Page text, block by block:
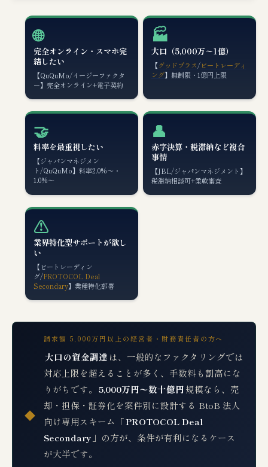
🌐
完全オンライン・スマホ完
結したい
【QuQuMo/イージーファクタ
ー】完全オンライン+電子契約
🏭
大口（5,000万〜1億）
【グッドプラス/ビートレーディ
ング】無制限・1億円上限
🤝
料率を最重視したい
【ジャパンマネジメン
ト/QuQuMo】料率2.0%〜・
1.0%〜
👤
赤字決算・税滞納など複合
事情
【JBL/ジャパンマネジメント】
税滞納相談可+柔軟審査
⚠️
業界特化型サポートが欲し
い
【ビートレーディン
グ/PROTOCOL Deal
Secondary】業種特化部署
◆
請求額 5,000万円以上の経営者・財務責任者の方へ
大口の資金調達 は、一般的なファクタリングでは
対応上限を超えることが多く、手数料も割高にな
りがちです。 5,000万円〜数十億円規模なら、売
却・担保・証券化を案件別に設計する BtoB 法人
向け専用スキーム「PROTOCOL Deal
Secondary 」の方が、条件が有利になるケース
が大半です。